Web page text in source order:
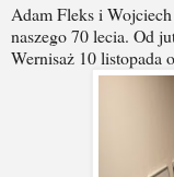
Adam Fleks i
naszego 70 lecia. Od
Wernisaż 10 listopada